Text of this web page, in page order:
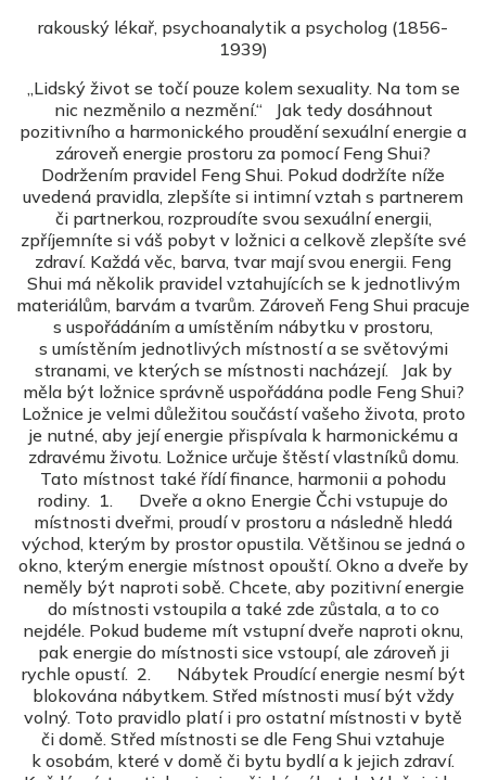
rakouský lékař, psychoanalytik a psycholog (1856-
1939)
„Lidský život se točí pouze kolem sexuality. Na tom se
nic nezměnilo a nezmění.“ Jak tedy dosáhnout
pozitivního a harmonického proudění sexuální energie a
zároveň energie prostoru za pomocí Feng Shui?
Dodržením pravidel Feng Shui. Pokud dodržíte níže
uvedená pravidla, zlepšíte si intimní vztah s partnerem
či partnerkou, rozproudíte svou sexuální energii,
zpříjemníte si váš pobyt v ložnici a celkově zlepšíte své
zdraví. Každá věc, barva, tvar mají svou energii. Feng
Shui má několik pravidel vztahujících se k jednotlivým
materiálům, barvám a tvarům. Zároveň Feng Shui pracuje
s uspořádáním a umístěním nábytku v prostoru,
s umístěním jednotlivých místností a se světovými
stranami, ve kterých se místnosti nacházejí. Jak by
měla být ložnice správně uspořádána podle Feng Shui?
Ložnice je velmi důležitou součástí vašeho života, proto
je nutné, aby její energie přispívala k harmonickému a
zdravému životu. Ložnice určuje štěstí vlastníků domu.
Tato místnost také řídí finance, harmonii a pohodu
rodiny. 1. Dveře a okno Energie Čchi vstupuje do
místnosti dveřmi, proudí v prostoru a následně hledá
východ, kterým by prostor opustila. Většinou se jedná o
okno, kterým energie místnost opouští. Okno a dveře by
neměly být naproti sobě. Chcete, aby pozitivní energie
do místnosti vstoupila a také zde zůstala, a to co
nejdéle. Pokud budeme mít vstupní dveře naproti oknu,
pak energie do místnosti sice vstoupí, ale zároveň ji
rychle opustí. 2. Nábytek Proudící energie nesmí být
blokována nábytkem. Střed místnosti musí být vždy
volný. Toto pravidlo platí i pro ostatní místnosti v bytě
či domě. Střed místnosti se dle Feng Shui vztahuje
k osobám, které v domě či bytu bydlí a k jejich zdraví.